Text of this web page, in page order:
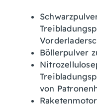
Böllerpulver
von